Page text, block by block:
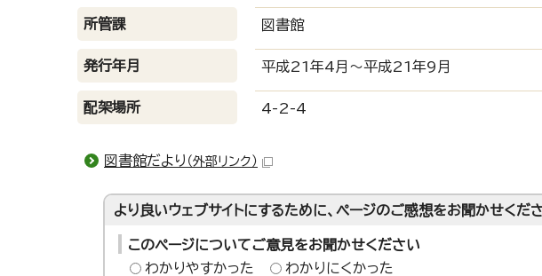
所管課 図書館
発行年月 平成21年4月～平成21年9月
配架場所 4-2-4
図書館だより （外部リンク）
より良いウェブサイトにするために、ページのご感想をお聞かせくだ
このページについてご意見をお聞かせください
わかりやすかった
わかりにくかった